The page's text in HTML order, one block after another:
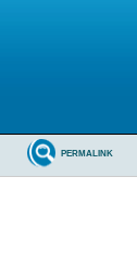
PERMALINK